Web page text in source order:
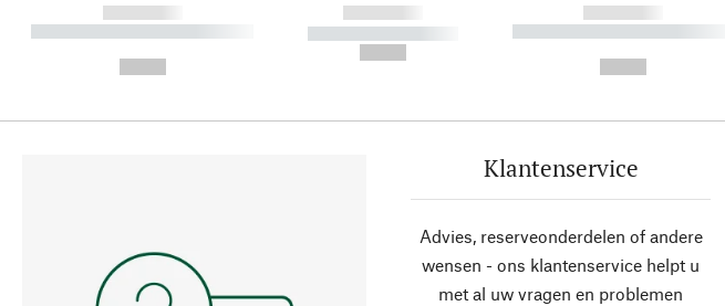
------------
----------- ----------- ----------
------------
----------- -----------
------------
----------- ----------- ----------
Klantenservice
Advies, reserveonderdelen of andere
wensen - ons klantenservice helpt u
met al uw vragen en problemen